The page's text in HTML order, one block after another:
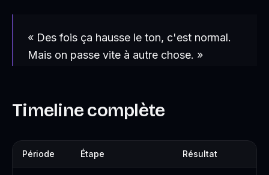
« Des fois ça hausse le ton, c'est normal.
Mais on passe vite à autre chose. »
Timeline complète
Période Étape Résultat